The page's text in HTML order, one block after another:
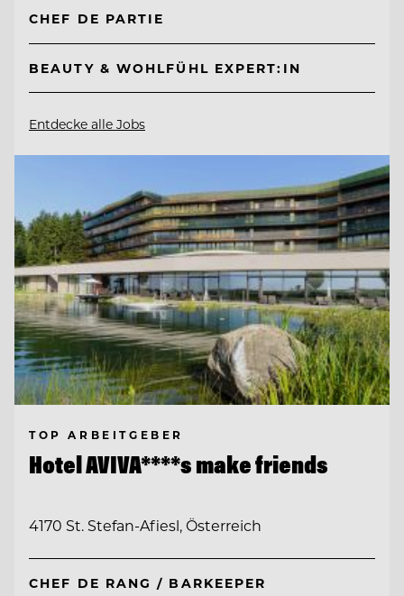
CHEF DE PARTIE
BEAUTY & WOHLFÜHL EXPERT:IN
Entdecke alle Jobs
TOP ARBEITGEBER
Hotel AVIVA****s make friends
4170 St. Stefan-Afiesl, Österreich
CHEF DE RANG / BARKEEPER